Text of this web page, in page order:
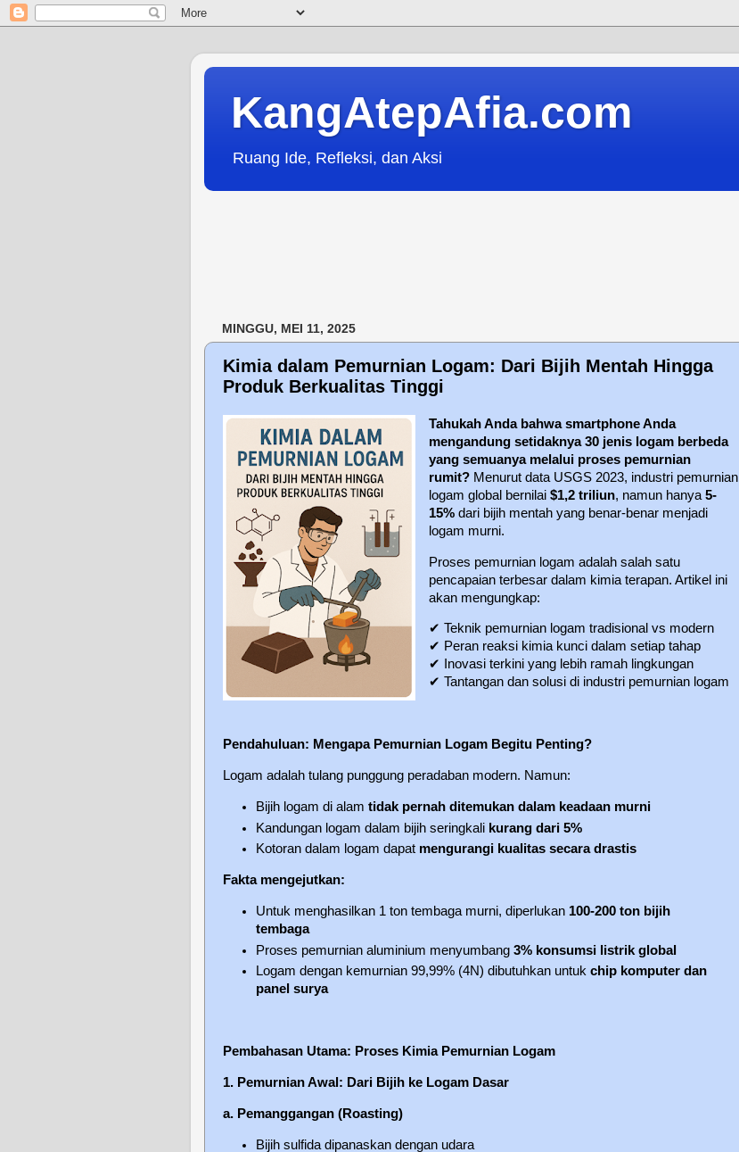
KangAtepAfia.com
Ruang Ide, Refleksi, dan Aksi
MINGGU, MEI 11, 2025
Kimia dalam Pemurnian Logam: Dari Bijih Mentah Hingga
Produk Berkualitas Tinggi
Tahukah Anda bahwa smartphone Anda
mengandung setidaknya 30 jenis logam berbeda
yang semuanya melalui proses pemurnian
rumit?Menurut data USGS 2023, industri pemurnian
logam global bernilai $1,2 triliun, namun hanya 5-
15%dari bijih mentah yang benar-benar menjadi
logam murni.
Proses pemurnian logam adalah salah satu
pencapaian terbesar dalam kimia terapan. Artikel ini
akan mengungkap:
✔ Teknik pemurnian logam tradisional vs modern
✔ Peran reaksi kimia kunci dalam setiap tahap
✔
Inovasi terkini yang lebih ramah lingkungan
✔ Tantangan dan solusi di industri pemurnian logam
Pendahuluan: Mengapa Pemurnian Logam Begitu Penting?
Logam adalah tulang punggung peradaban modern. Namun:
Bijih logam di alamtidak pernah ditemukan dalam keadaan murni
Kandungan logam dalam bijih seringkali kurang dari 5%
Kotoran dalam logam dapat mengurangi kualitas secara drastis
Fakta mengejutkan:
Untuk menghasilkan 1 ton tembaga murni, diperlukan 100-200 ton bijih
tembaga
Proses pemurnian aluminium menyumbang3% konsumsi listrik global
Logam dengan kemurnian 99,99% (4N) dibutuhkan untukchip komputer dan
panel surya
Pembahasan Utama: Proses Kimia Pemurnian Logam
1. Pemurnian Awal: Dari Bijih ke Logam Dasar
a. Pemanggangan (Roasting)
Bijih sulfida dipanaskan dengan udara